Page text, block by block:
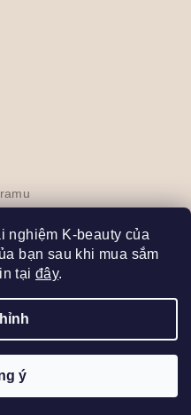
nghiệm K-beauty của
bạn sau khi mua sắm
tại đây.
ý
Shoptet